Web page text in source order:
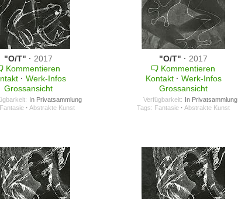
"O/T" · 2017
Kommentieren
· Werk-Infos
Grossansicht
In Privatsammlung
Fantasie · Abstrakte Kunst
"O/T" · 2017
Kommentieren
Kontakt · Werk-Infos
Grossansicht
Verfügbarkeit: In Privatsammlung
Tags: Fantasie · Abstrakte Kunst